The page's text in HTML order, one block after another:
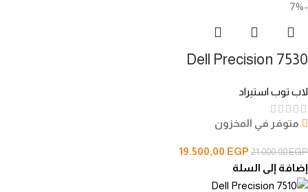
-7%
Dell Precision 7530
لاب توب استيراد
متوفر في المخزون
21.000,00EGP
19.500,00 EGP
إضافة إلى السلة